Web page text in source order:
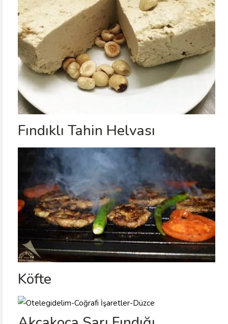
Fındıklı Tahin Helvası
Köfte